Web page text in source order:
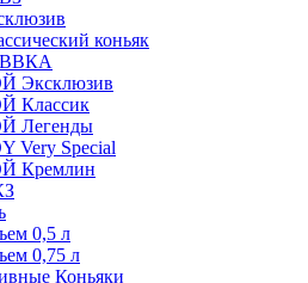
коньяк
Эксклюзив
Классик
Легенды
Very Speсial
Кремлин
0,5 л
0,75 л
Коньяки